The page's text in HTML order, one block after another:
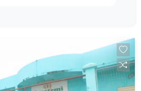
2 dormitórios
Elevador Garagem
Garden (opções
Edifício garagem Área